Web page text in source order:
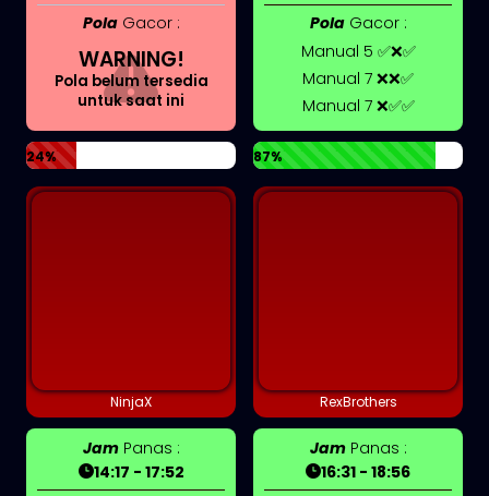
PolaGacor :
WARNING!
Pola belum tersedia
untuk saat ini
24%
PolaGacor :
Manual 5 ✅❌✅
Manual 7 ❌❌✅
Manual 7 ❌✅✅
87%
NinjaX
JamPanas :
14:17 - 17:52
RexBrothers
JamPanas :
16:31 - 18:56